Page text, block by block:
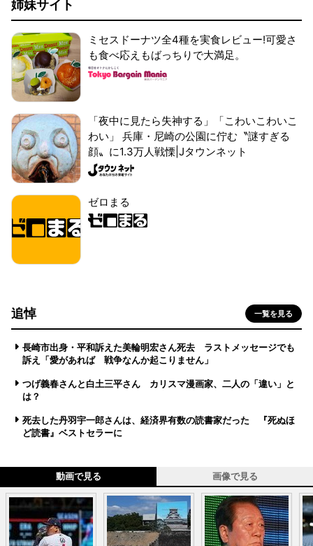
姉妹サイト
ミセスドーナツ全4種を実食レビュー!可愛さ
も食べ応えもばっちりで大満足。
「夜中に見たら失神する」「こわいこわいこ
わい」 兵庫・尼崎の公園に佇む〝謎すぎる
顔〟に1.3万人戦慄|Jタウンネット
ゼロまる
追悼 一覧を見る
長崎市出身・平和訴えた美輪明宏さん死去 ラストメッセージでも
訴え「愛があれば 戦争なんか起こりません」
つげ義春さんと白土三平さん カリスマ漫画家、二人の「違い」と
は？
死去した丹羽宇一郎さんは、経済界有数の読書家だった 『死ぬほ
ど読書』ベストセラーに
動画で見る 画像で見る